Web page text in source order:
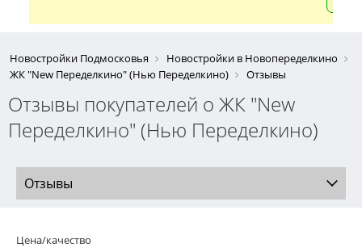
Новостройки Подмосковья
Новостройки в Новопеределкино
ЖК "New Переделкино" (Нью Переделкино)
Отзывы
Отзывы покупателей о ЖК "New
Переделкино" (Нью Переделкино)
Отзывы
Цена/качество